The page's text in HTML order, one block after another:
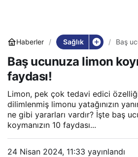
Haberler Sağlık
Baş
Baş ucunuza limon
faydası!
Limon, pek çok tedavi edici
dilimlenmiş limonu yatağınızın
ne gibi yararları vardır? İşte baş
koymanızın 10 faydası...
24 Nisan 2024, 11:33 yayınlandı